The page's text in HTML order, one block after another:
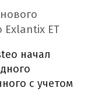
Exlantix ET
начал
с учетом